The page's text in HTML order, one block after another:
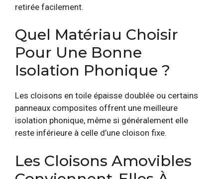
retirée facilement.
Quel Matériau Choisir
Pour Une Bonne
Isolation Phonique ?
Les cloisons en toile épaisse doublée ou certains
panneaux composites offrent une meilleure
isolation phonique, même si généralement elle
reste inférieure à celle d’une cloison fixe.
Les Cloisons Amovibles